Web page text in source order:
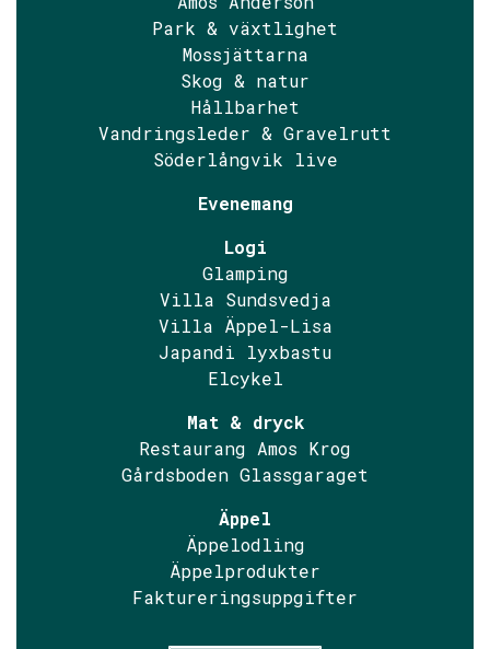
Park & växtlighet
Mossjättarna
Skog & natur
Hållbarhet
Vandringsleder & Gravelrutt
Söderlångvik live
Evenemang
Logi
Glamping
Villa Sundsvedja
Villa Äppel-Lisa
Japandi lyxbastu
Elcykel
Mat & dryck
Restaurang Amos Krog
Gårdsboden Glassgaraget
Äppel
Äppelodling
Äppelprodukter
Faktureringsuppgifter